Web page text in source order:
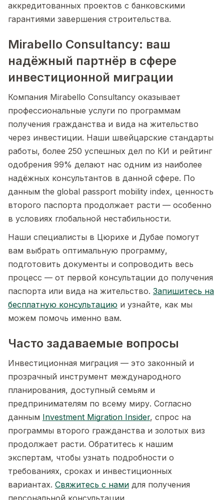
аккредитованных проектов с банковскими
гарантиями завершения строительства.
Mirabello Consultancy: ваш
надёжный партнёр в сфере
инвестиционной миграции
Компания Mirabello Consultancy оказывает
профессиональные услуги по программам
получения гражданства и вида на жительство
через инвестиции. Наши швейцарские стандарты
работы, более 250 успешных дел по КИ и рейтинг
одобрения 99% делают нас одним из наиболее
надёжных консультантов в данной сфере. По
данным the global passport mobility index, ценность
второго паспорта продолжает расти — особенно
в условиях глобальной нестабильности.
Наши специалисты в Цюрихе и Дубае помогут
вам выбрать оптимальную программу,
подготовить документы и сопроводить весь
процесс — от первой консультации до получения
паспорта или вида на жительство. Запишитесь на
бесплатную консультацию и узнайте, как мы
можем помочь именно вам.
Часто задаваемые вопросы
Инвестиционная миграция — это законный и
прозрачный инструмент международного
планирования, доступный семьям и
предпринимателям по всему миру. Согласно
данным Investment Migration Insider, спрос на
программы второго гражданства и золотых виз
продолжает расти. Обратитесь к нашим
экспертам, чтобы узнать подробности о
требованиях, сроках и инвестиционных
вариантах. Свяжитесь с нами для получения